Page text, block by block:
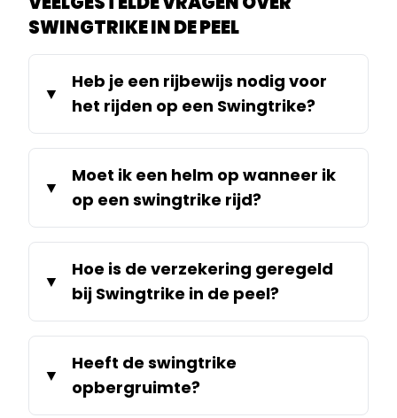
SWINGTRIKE IN DE PEEL
Heb je een rijbewijs nodig voor
het rijden op een Swingtrike?
Moet ik een helm op wanneer ik
op een swingtrike rijd?
Hoe is de verzekering geregeld
bij Swingtrike in de peel?
Heeft de swingtrike
opbergruimte?